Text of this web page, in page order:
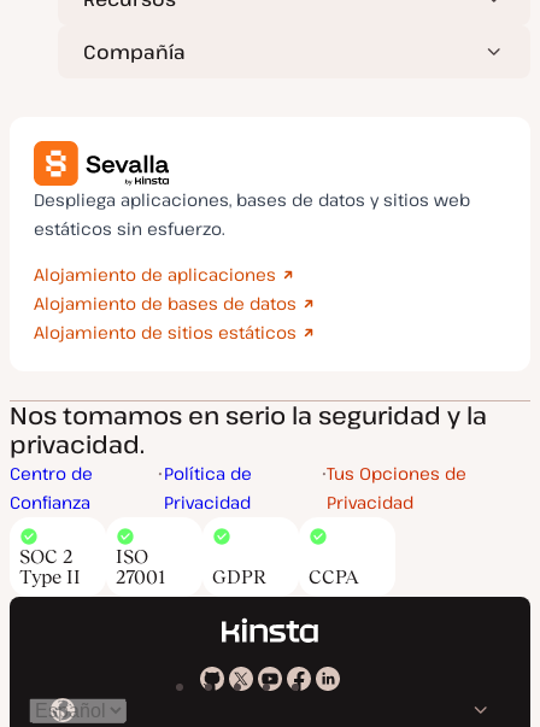
Compañía
Despliega aplicaciones, bases de datos y sitios web
estáticos sin esfuerzo.
Alojamiento de aplicaciones
Alojamiento de bases de datos
Alojamiento de sitios estáticos
Nos tomamos en serio la seguridad y la
privacidad.
Centro de
Confianza
Política de
Privacidad
Tus Opciones de
Privacidad
SOC 2
Type II
ISO
27001
GDPR CCPA
KinstaKinstaKinsta
KinstaKinsta
Cambiar